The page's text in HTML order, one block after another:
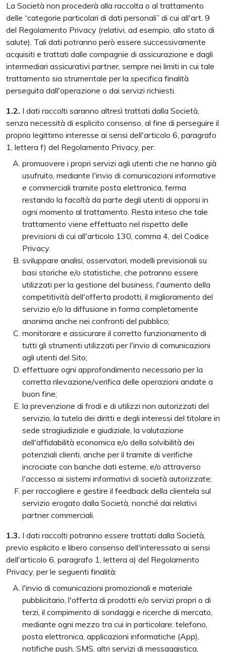
La Società non procederà alla raccolta o al trattamento
delle “categorie particolari di dati personali” di cui all'art. 9
del Regolamento Privacy (relativi, ad esempio, allo stato di
salute). Tali dati potranno però essere successivamente
acquisiti e trattati dalle compagnie di assicurazione e dagli
intermediari assicurativi partner, sempre nei limiti in cui tale
trattamento sia strumentale per la specifica finalità
perseguita dall'operazione o dai servizi richiesti.
1.2. I dati raccolti saranno altresì trattati dalla Società,
senza necessità di esplicito consenso, al fine di perseguire il
proprio legittimo interesse ai sensi dell'articolo 6, paragrafo
1, lettera f) del Regolamento Privacy, per:
promuovere i propri servizi agli utenti che ne hanno già
usufruito, mediante l'invio di comunicazioni informative
e commerciali tramite posta elettronica, ferma
restando la facoltà da parte degli utenti di opporsi in
ogni momento al trattamento. Resta inteso che tale
trattamento viene effettuato nel rispetto delle
previsioni di cui all'articolo 130, comma 4, del Codice
Privacy.
sviluppare analisi, osservatori, modelli previsionali su
basi storiche e/o statistiche, che potranno essere
utilizzati per la gestione del business, l'aumento della
competitività dell'offerta prodotti, il miglioramento del
servizio e/o la diffusione in forma completamente
anonima anche nei confronti del pubblico;
monitorare e assicurare il corretto funzionamento di
tutti gli strumenti utilizzati per l'invio di comunicazioni
agli utenti del Sito;
effettuare ogni approfondimento necessario per la
corretta rilevazione/verifica delle operazioni andate a
buon fine;
la prevenzione di frodi e di utilizzi non autorizzati del
servizio, la tutela dei diritti e degli interessi del titolare in
sede stragiudiziale e giudiziale, la valutazione
dell'affidabilità economica e/o della solvibilità dei
potenziali clienti, anche per il tramite di verifiche
incrociate con banche dati esterne, e/o attraverso
l'accesso ai sistemi informativi di società autorizzate;
per raccogliere e gestire il feedback della clientela sul
servizio erogato dalla Società, nonché dai relativi
partner commerciali.
1.3. I dati raccolti potranno essere trattati dalla Società,
previo esplicito e libero consenso dell'interessato ai sensi
dell'articolo 6, paragrafo 1, lettera a) del Regolamento
Privacy, per le seguenti finalità:
l'invio di comunicazioni promozionali e materiale
pubblicitario, l'offerta di prodotti e/o servizi propri o di
terzi, il compimento di sondaggi e ricerche di mercato,
mediante ogni mezzo tra cui in particolare: telefono,
posta elettronica, applicazioni informatiche (App),
notifiche push, SMS, altri servizi di messaggistica,